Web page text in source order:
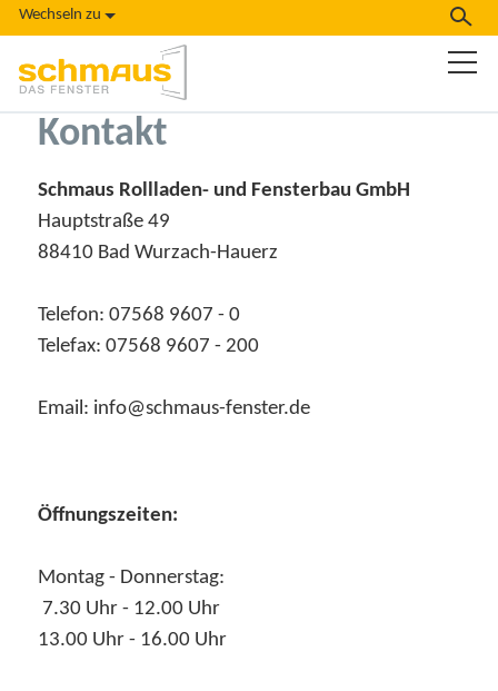
Wechseln zu
Kontakt
Schmaus Rollladen- und Fensterbau GmbH
Hauptstraße 49
88410 Bad Wurzach-Hauerz
Telefon: 07568 9607 - 0
Telefax: 07568 9607 - 200
Email: info@schmaus-fenster.de
Öffnungszeiten:
Montag - Donnerstag:
7.30 Uhr - 12.00 Uhr
13.00 Uhr - 16.00 Uhr